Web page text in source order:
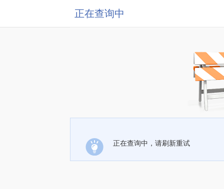
正在查询中
正在查询中，请刷新重试